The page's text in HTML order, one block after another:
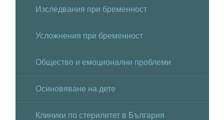
Изследвания при бременност
Усложнения при бременност
Общество и емоционални проблеми
Осиновяване на дете
Клиники по стерилитет в България